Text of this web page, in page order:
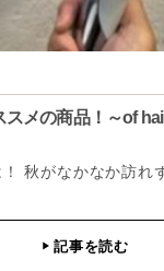
スメの商品！～of
秋がなかなか訪れ
▶記事を読む